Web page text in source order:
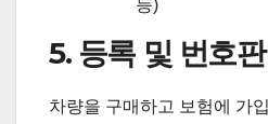
등)
5. 등록 및 번호
차량을 구매하고 보험에 가